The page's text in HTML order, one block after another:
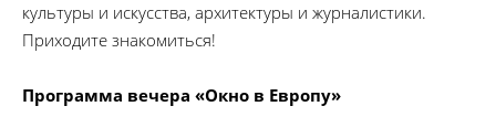
культуры и искусства, архитектуры и журналистики.
Приходите знакомиться!
Программа вечера «Окно в Европу»